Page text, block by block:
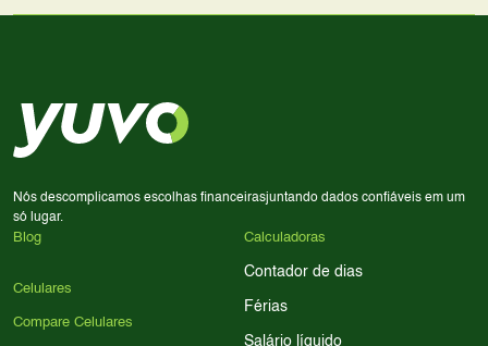
processador e bateria são essenciais. Use nossos filtros
para encontrar o celular ideal.
Nós descomplicamos escolhas financeirasjuntando dados confiáveis em um
só lugar.
Blog
Celulares
Compare Celulares
Calculadoras
Contador de dias
Férias
Salário líquido